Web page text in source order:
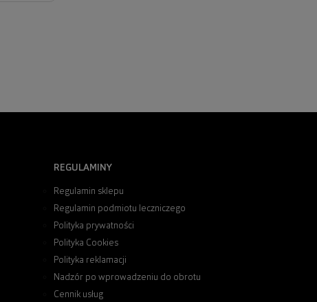
REGULAMINY
Regulamin sklepu
Regulamin podmiotu leczniczego
Polityka prywatności
Polityka Cookies
Polityka reklamacji
Nadzór po wprowadzeniu do obrotu
Cennik usług